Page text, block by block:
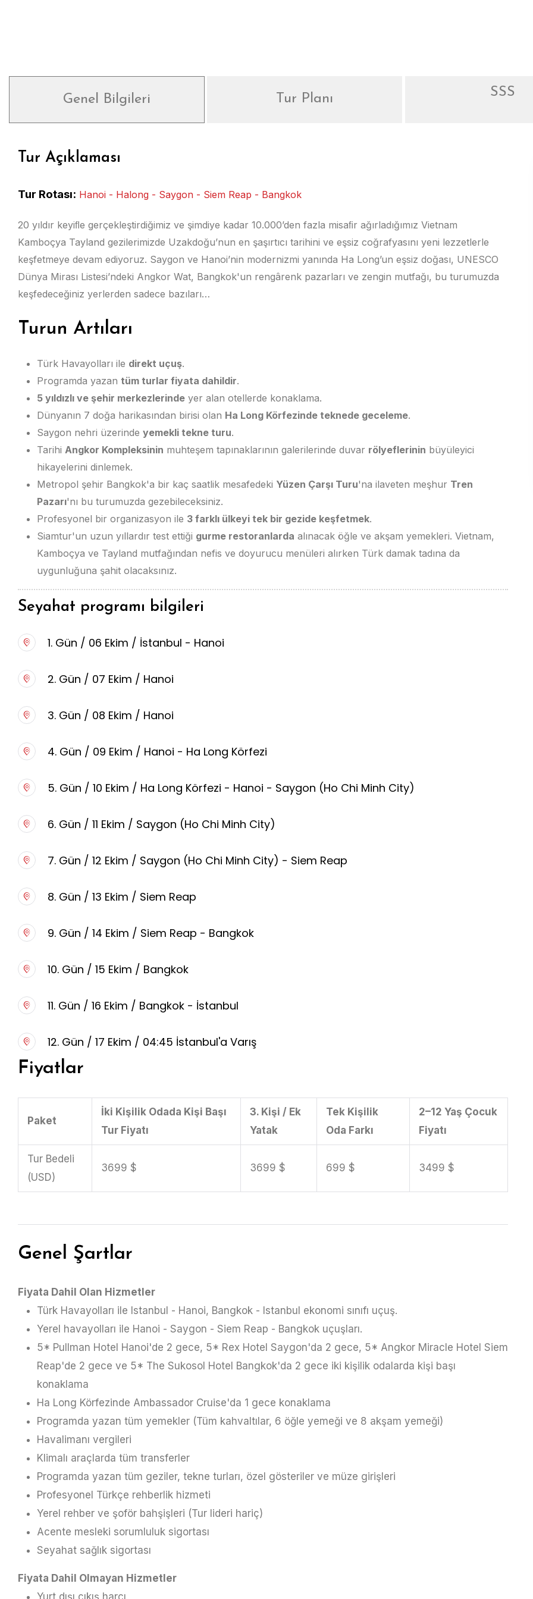
Genel Bilgileri Tur Planı SSS
Tur Açıklaması
Tur Rotası: Hanoi - Halong - Saygon - Siem Reap - Bangkok
20 yıldır keyiﬂe gerçekleştirdiğimiz ve şimdiye kadar 10.000’den fazla misaﬁr ağırladığımız Vietnam
Kamboçya Tayland gezilerimizde Uzakdoğu’nun en şaşırtıcı tarihini ve eşsiz coğrafyasını yeni lezzetlerle
keşfetmeye devam ediyoruz. Saygon ve Hanoi’nin modernizmi yanında Ha Long’un eşsiz doğası, UNESCO
Dünya Mirası Listesi’ndeki Angkor Wat, Bangkok'un rengârenk pazarları ve zengin mutfağı, bu turumuzda
keşfedeceğiniz yerlerden sadece bazıları…
Turun Artıları
Türk Havayolları ile direkt uçuş.
Programda yazan tüm turlar fiyata dahildir.
5 yıldızlı ve şehir merkezlerinde yer alan otellerde konaklama.
Dünyanın 7 doğa harikasından birisi olan Ha Long Körfezinde teknede geceleme.
Saygon nehri üzerinde yemekli tekne turu.
Tarihi Angkor Kompleksinin muhteşem tapınaklarının galerilerinde duvar rölyeflerinin büyüleyici
hikayelerini dinlemek.
Metropol şehir Bangkok'a bir kaç saatlik mesafedeki Yüzen Çarşı Turu'na ilaveten meşhur Tren
Pazarı'nı bu turumuzda gezebileceksiniz.
Profesyonel bir organizasyon ile 3 farklı ülkeyi tek bir gezide keşfetmek.
Siamtur'un uzun yıllardır test ettiği gurme restoranlarda alınacak öğle ve akşam yemekleri. Vietnam,
Kamboçya ve Tayland mutfağından nefis ve doyurucu menüleri alırken Türk damak tadına da
uygunluğuna şahit olacaksınız.
Seyahat programı bilgileri
1. Gün / 06 Ekim / İstanbul - Hanoi
2. Gün / 07 Ekim / Hanoi
3. Gün / 08 Ekim / Hanoi
4. Gün / 09 Ekim / Hanoi - Ha Long Körfezi
5. Gün / 10 Ekim / Ha Long Körfezi - Hanoi - Saygon (Ho Chi Minh City)
6. Gün / 11 Ekim / Saygon (Ho Chi Minh City)
7. Gün / 12 Ekim / Saygon (Ho Chi Minh City) - Siem Reap
8. Gün / 13 Ekim / Siem Reap
9. Gün / 14 Ekim / Siem Reap - Bangkok
10. Gün / 15 Ekim / Bangkok
11. Gün / 16 Ekim / Bangkok - İstanbul
12. Gün / 17 Ekim / 04:45 İstanbul'a Varış
Fiyatlar
Paket
İki Kişilik Odada Kişi Başı
Tur Fiyatı
3. Kişi / Ek
Yatak
Tek Kişilik
Oda Farkı
2–12 Yaş Çocuk
Fiyatı
Tur Bedeli
(USD)
3699 $ 3699 $ 699 $ 3499 $
Genel Şartlar
Fiyata Dahil Olan Hizmetler
Türk Havayolları ile Istanbul - Hanoi, Bangkok - Istanbul ekonomi sınıfı uçuş.
Yerel havayolları ile Hanoi - Saygon - Siem Reap - Bangkok uçuşları.
5* Pullman Hotel Hanoi'de 2 gece, 5* Rex Hotel Saygon'da 2 gece, 5* Angkor Miracle Hotel Siem
Reap'de 2 gece ve 5* The Sukosol Hotel Bangkok'da 2 gece iki kişilik odalarda kişi başı
konaklama
Ha Long Körfezinde Ambassador Cruise'da 1 gece konaklama
Programda yazan tüm yemekler (Tüm kahvaltılar, 6 öğle yemeği ve 8 akşam yemeği)
Havalimanı vergileri
Klimalı araçlarda tüm transferler
Programda yazan tüm geziler, tekne turları, özel gösteriler ve müze girişleri
Profesyonel Türkçe rehberlik hizmeti
Yerel rehber ve şoför bahşişleri (Tur lideri hariç)
Acente mesleki sorumluluk sigortası
Seyahat sağlık sigortası
Fiyata Dahil Olmayan Hizmetler
Yurt dışı çıkış harcı